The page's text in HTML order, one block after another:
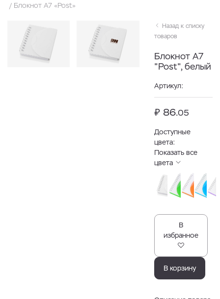
Блокнот А7 «Post»
Назад к списку
товаров
Блокнот А7
"Post", белый
Артикул:
₽ 86.05
Доступные
цвета:
Показать все
цвета
В
избранное
В корзину